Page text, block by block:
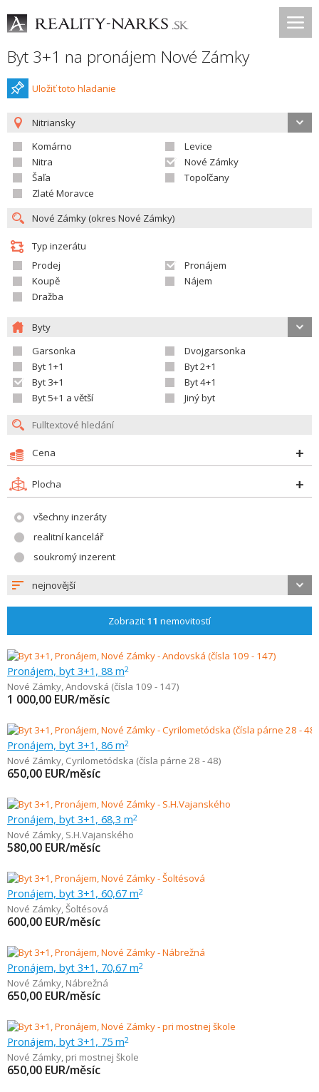
Byt 3+1 na pronájem Nové Zámky
Uložiť toto hladanie
Nitriansky
Komárno
Levice
Nitra
Nové Zámky
Šaľa
Topoľčany
Zlaté Moravce
Typ inzerátu
Prodej
Pronájem
Koupě
Nájem
Dražba
Byty
Garsonka
Dvojgarsonka
Byt 1+1
Byt 2+1
Byt 3+1
Byt 4+1
Byt 5+1 a větší
Jiný byt
Cena
Plocha
všechny inzeráty
realitní kancelář
soukromý inzerent
nejnovější
Zobrazit 11 nemovitostí
Pronájem, byt 3+1, 88 m2
Nové Zámky,Andovská (čísla 109 - 147)
1 000,00 EUR/měsíc
Pronájem, byt 3+1, 86 m2
Nové Zámky, Cyrilometódska (čísla párne 28 - 48)
650,00 EUR/měsíc
Pronájem, byt 3+1, 68,3 m2
Nové Zámky, S.H.Vajanského
580,00 EUR/měsíc
Pronájem, byt 3+1, 60,67 m2
Nové Zámky,Šoltésová
600,00 EUR/měsíc
Pronájem, byt 3+1, 70,67 m2
Nové Zámky, Nábrežná
650,00 EUR/měsíc
Pronájem, byt 3+1, 75 m2
Nové Zámky, pri mostnej škole
650,00 EUR/měsíc